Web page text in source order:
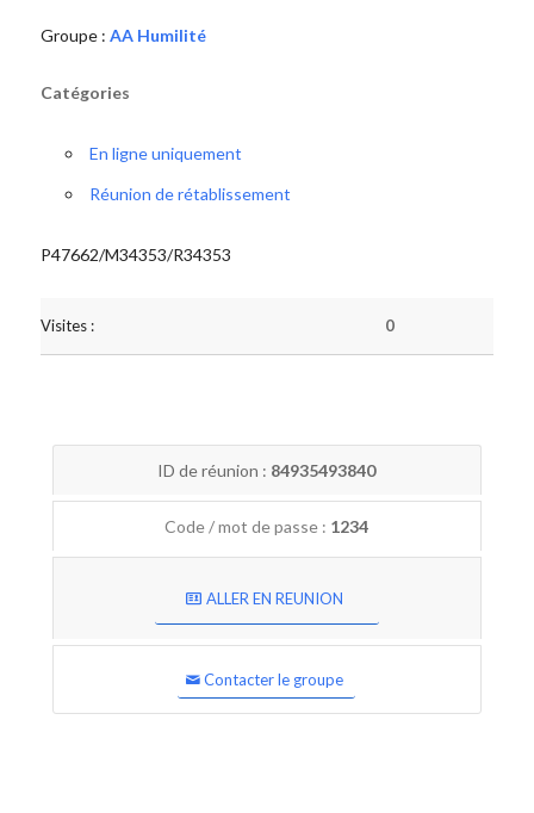
Groupe : AA Humilité
Catégories
En ligne uniquement
Réunion de rétablissement
P47662/M34353/R34353
Visites : 0
ID de réunion : 84935493840
Code / mot de passe : 1234
ALLER EN REUNION
Contacter le groupe